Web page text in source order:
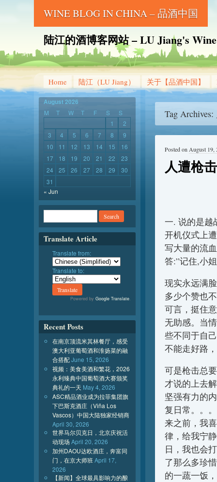
WINE BLOG IN CHINA – 品酒中国
陆江的酒博客网站 – LU Jiang's
Home 陆江（LU Jiang） 关于【品酒中国】
Tag Archives:
人遭枪
Posted on August 19,
一. 说的是越
开机仪式上
写大量的流
答:”记住,小
现实永远满
多少个赞也
可言，挺住
无助感。当
些不同于自
不能走好路
可是枪击总
才说的上去
坚强有力的
复日常。。
来之前，我
律，给我宁
日，我也会
了那么多珍
的一蔬一饭
August 2026
M T W T F S
S
1
2
3
4 5 6 7 8
9
10
11 12 13 14 15
16
17
18 19 20 21 22
23
24
25 26 27 28 29
30
31
« Jun
Translate Article
Translate from:
Translate to:
Powered by Google Translate.
Recent Posts
在南京顶流米其林餐厅，感受
澳大利亚葡萄酒和淮扬菜的融
合搭配June 15, 2026
视频：美食美酒和繁花，2026
永利臻典中国葡萄酒大赛颁奖
典礼的一天 May 4, 2026
ASC精品酒业成为拉菲集团旗
下巴斯克酒庄（Viña Los
Vascos）中国大陆独家经销商
April 30, 2026
世界马尔贝克日，北京庆祝活
动现场April 20, 2026
加州DAOU达欧酒庄，奔富同
门，在京大师班 April 17,
2026
【新闻】全球最具影响力的酿